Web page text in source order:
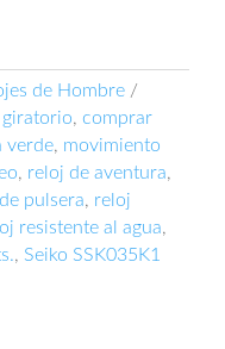
de Hombre
giratorio, comprar
verde, movimiento
, reloj de aventura,
pulsera, reloj
resistente al agua,
, Seiko SSK035K1